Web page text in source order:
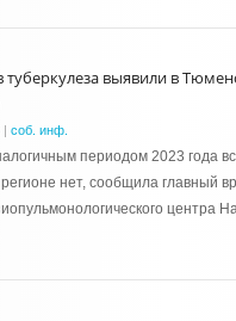
туберкулеза выявили в
| соб. инф.
периодом 2023 года
нет, сообщила главный
центра